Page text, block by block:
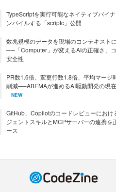
TypeScriptを実行可能なネイティブバイ
ンパイルする「scriptc」公開
数兆規模のデータを現場のコンテキスト
──「Computer」が変えるAIの正確さ、コ
安全性
PR数1.6倍、変更行数1.8倍、平均マージ
削減──ABEMAが進めるAI駆動開発の現
NEW
GitHub、Copilotのコードレビューにおけ
ジェントスキルとMCPサーバーの連携を
ース